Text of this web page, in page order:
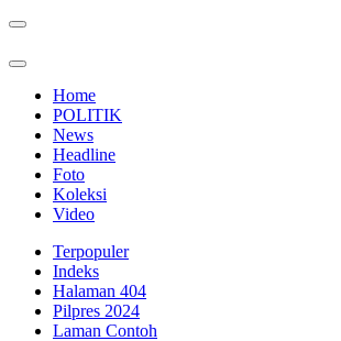
Home
POLITIK
News
Headline
Foto
Koleksi
Video
Terpopuler
Indeks
Halaman 404
Pilpres 2024
Laman Contoh